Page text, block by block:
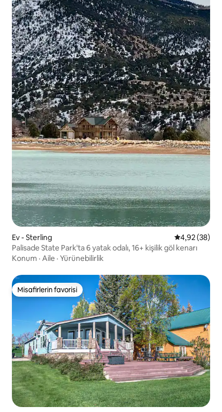
Ev - Sterling 5 üzerinden
4,92 (38)
Palisade State Park'ta 6 yatak odalı, 16+ kişilik göl kenarı
Konum · Aile · Yürünebilirlik
Misafirlerin favorisi
Misafirlerin favorisi